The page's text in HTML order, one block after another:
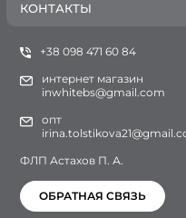
КОНТАКТЫ
+38 098 471 60 84
интернет магазин
inwhitebs@gmail.com
опт
ФЛП Астахов П. А.
ОБРАТНАЯ СВЯЗЬ